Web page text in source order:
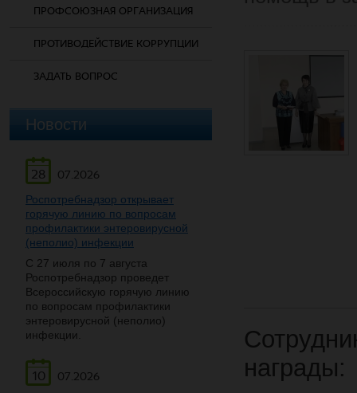
ПРОФСОЮЗНАЯ ОРГАНИЗАЦИЯ
ПРОТИВОДЕЙСТВИЕ КОРРУПЦИИ
ЗАДАТЬ ВОПРОС
Новости
28
07.2026
Роспотребнадзор открывает
горячую линию по вопросам
профилактики энтеровирусной
(неполио) инфекции
С 27 июля по 7 августа
Роспотребнадзор проведет
Всероссийскую горячую линию
по вопросам профилактики
энтеровирусной (неполио)
инфекции.
10
07.2026
награды: